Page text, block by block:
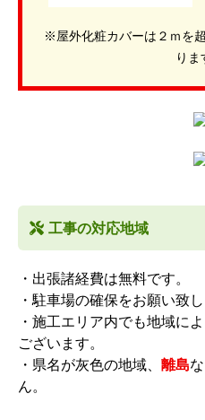
※屋外化粧カバーは２ｍを
りま
工事の対応地域
・出張諸経費は無料です。
・駐車場の確保をお願い致し
・施工エリア内でも地域に
ございます。
・県名が灰色の地域、 離島
ん。